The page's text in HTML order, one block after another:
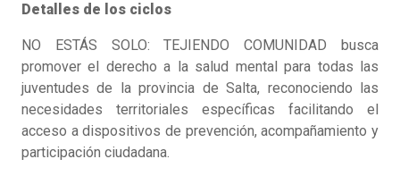
Detalles de los ciclos
NO ESTÁS SOLO: TEJIENDO COMUNIDAD busca
promover el derecho a la salud mental para todas las
juventudes de la provincia de Salta, reconociendo las
necesidades territoriales específicas facilitando el
acceso a dispositivos de prevención, acompañamiento y
participación ciudadana.